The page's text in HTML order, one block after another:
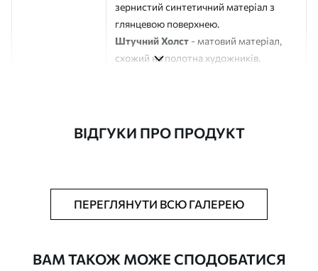
зернистий синтетичний матеріал з
глянцевою поверхнею.
Штучний Холст - матовий матеріал,
схожий на полотна художників.
Додатково Можна додати лакове покриття.
ВІДГУКИ ПРО ПРОДУКТ
ПЕРЕГЛЯНУТИ ВСЮ ГАЛЕРЕЮ
ВАМ ТАКОЖ МОЖЕ СПОДОБАТИСЯ